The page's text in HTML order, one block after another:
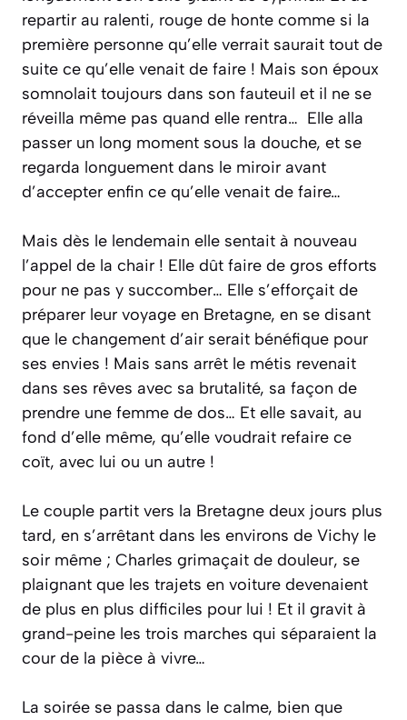
repartir au ralenti, rouge de honte comme si la
première personne qu’elle verrait saurait tout de
suite ce qu’elle venait de faire ! Mais son époux
somnolait toujours dans son fauteuil et il ne se
réveilla même pas quand elle rentra… Elle alla
passer un long moment sous la douche, et se
regarda longuement dans le miroir avant
d’accepter enfin ce qu’elle venait de faire…
Mais dès le lendemain elle sentait à nouveau
l’appel de la chair ! Elle dût faire de gros efforts
pour ne pas y succomber… Elle s’efforçait de
préparer leur voyage en Bretagne, en se disant
que le changement d’air serait bénéfique pour
ses envies ! Mais sans arrêt le métis revenait
dans ses rêves avec sa brutalité, sa façon de
prendre une femme de dos… Et elle savait, au
fond d’elle même, qu’elle voudrait refaire ce
coït, avec lui ou un autre !
Le couple partit vers la Bretagne deux jours plus
tard, en s’arrêtant dans les environs de Vichy le
soir même ; Charles grimaçait de douleur, se
plaignant que les trajets en voiture devenaient
de plus en plus difficiles pour lui ! Et il gravit à
grand-peine les trois marches qui séparaient la
cour de la pièce à vivre…
La soirée se passa dans le calme, bien que